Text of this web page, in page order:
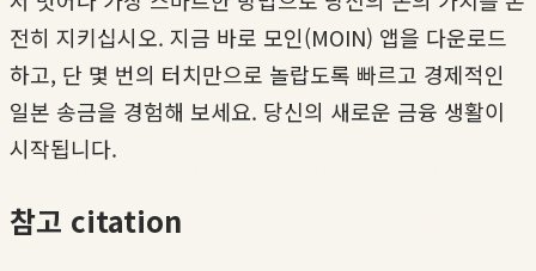
전히 지키십시오. 지금 바로 모인(MOIN) 앱을 다운로드
하고, 단 몇 번의 터치만으로 놀랍도록 빠르고 경제적인
일본 송금을 경험해 보세요. 당신의 새로운 금융 생활이
시작됩니다.
참고 citation